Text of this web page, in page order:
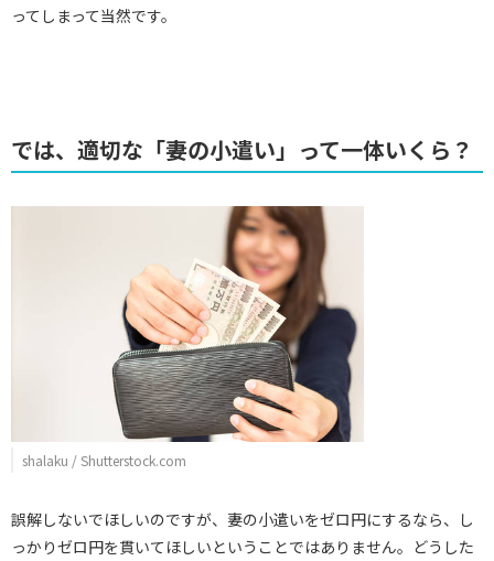
ってしまって当然です。
では、適切な「妻の小遣い」って一体いくら？
shalaku / Shutterstock.com
誤解しないでほしいのですが、妻の小遣いをゼロ円にするなら、し
っかりゼロ円を貫いてほしいということではありません。どうした